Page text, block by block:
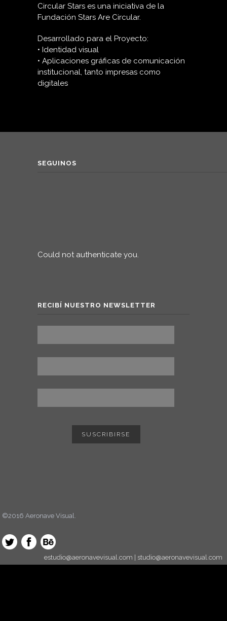
Circular Stars es una iniciativa de la
Fundación Stars Are Circular.
Desarrollado para el Proyecto:
• Identidad visual
• Aplicaciones gráficas de comunicación
institucional, tanto impresas como
digitales
SEGUINOS
Could not authenticate you.
RECIBÍ NUESTRO NEWSLETTER
©2016 Aeronave Visual.
estudio@aeronavevisual.com | studio@aeronavevisual.com